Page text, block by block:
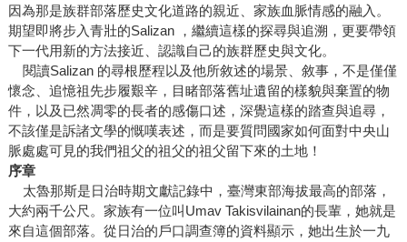
因為那是族群部落歷史文化道路的親近、家族血脈情感的融入。
期望即將步入青壯的Salizan ，繼續這樣的探尋與追溯，更要帶領
下一代用新的方法接近、認識自己的族群歷史與文化。
閱讀Salizan 的尋根歷程以及他所敘述的場景、敘事，不是僅僅
懷念、追憶祖先步履艱辛，目睹部落舊址遺留的樣貌與棄置的物
件，以及已然凋零的長者的感傷口述，深覺這樣的踏查與追尋，
不該僅是訴諸文學的慨嘆表述，而是要質問國家如何面對中央山
脈處處可見的我們祖父的祖父的祖父留下來的土地！
序章
太魯那斯是日治時期文獻記錄中，臺灣東部海拔最高的部落，
大約兩千公尺。家族有一位叫Umav Takisvilainan的長輩，她就是
來自這個部落。從日治的戶口調查簿的資料顯示，她出生於一九